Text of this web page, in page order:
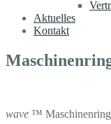
Aktuelles
Kontakt
wave ™